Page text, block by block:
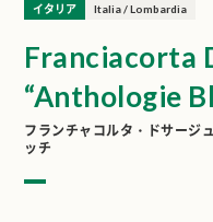
Franciacorta
“Anthologie
フランチャコルタ・ドサージ
ッチ
イタリア Italia / Lombardia